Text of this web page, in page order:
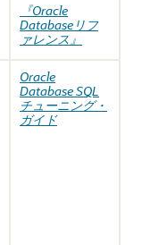
『Oracle
Databaseリフ
ァレンス』
Oracle
Database SQL
チューニング・
ガイド